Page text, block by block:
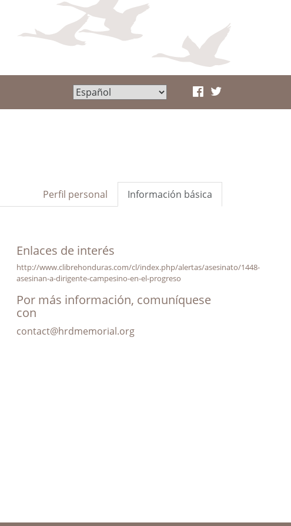
Información básica
Perfil personal
Enlaces de interés
http://www.clibrehonduras.com/cl/index.php/alertas/asesinato/1448-
asesinan-a-dirigente-campesino-en-el-progreso
Por más información, comuníquese
con
contact@hrdmemorial.org